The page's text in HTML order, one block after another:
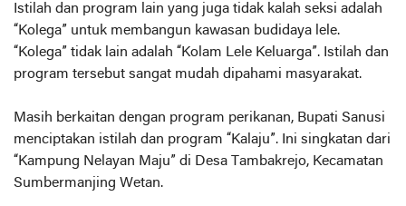
Istilah dan program lain yang juga tidak kalah seksi adalah
“Kolega” untuk membangun kawasan budidaya lele.
“Kolega” tidak lain adalah “Kolam Lele Keluarga”. Istilah dan
program tersebut sangat mudah dipahami masyarakat.
Masih berkaitan dengan program perikanan, Bupati Sanusi
menciptakan istilah dan program “Kalaju”. Ini singkatan dari
“Kampung Nelayan Maju” di Desa Tambakrejo, Kecamatan
Sumbermanjing Wetan.